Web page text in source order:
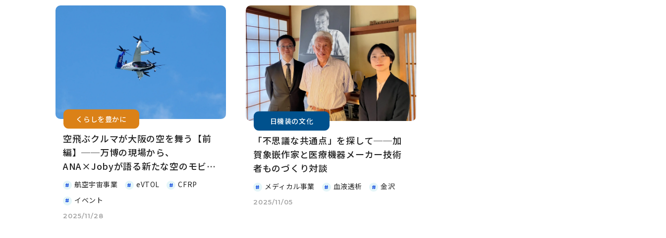
くらしを豊かに
空飛ぶクルマが大阪の空を舞う【前
編】──万博の現場から、
ANA×Jobyが語る新たな空のモビリ
ティ航空宇宙事業 eVTOL
CFRP
イベント
2025/11/28
日機装の文化
「不思議な共通点」を探して──加
賀象嵌作家と医療機器メーカー技術
者ものづくり対談
メディカル事業 血液透析 金沢
2025/11/05